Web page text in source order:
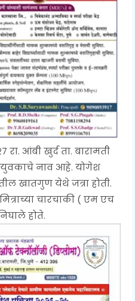
आंबी खुर्द ता. बारामती
नाव आहे. योगेश
खातगुण येथे जत्रा होती.
चारचाकी ( एम एच
होते.